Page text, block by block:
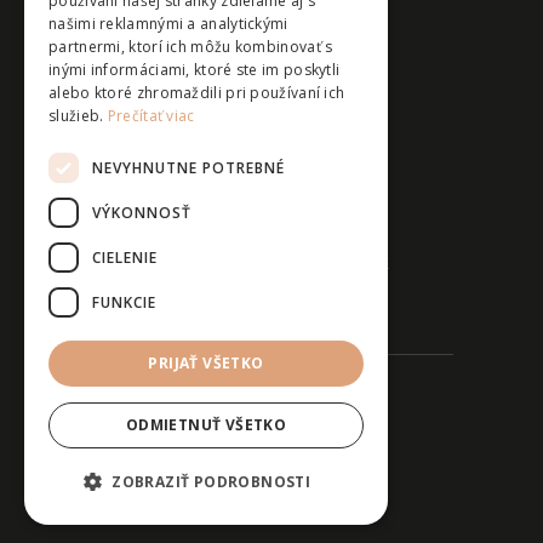
811 01
Contact
+421 948 763 832
info@dommichalskabrana.sk
našimi reklamnými a analytickými
partnermi, ktorí ich môžu kombinovať s
inými informáciami, ktoré ste im poskytli
alebo ktoré zhromaždili pri používaní ich
služieb. Prečítať viac
NEVYHNUTNE POTREBNÉ
VÝKONNOSŤ
CIELENIE
FUNKCIE
PRIJAŤ VŠETKO
ODMIETNUŤ VŠETKO
ZOBRAZIŤ PODROBNOSTI